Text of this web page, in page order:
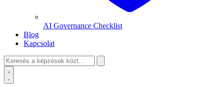
AI Governance Checklist
Blog
Kapcsolat